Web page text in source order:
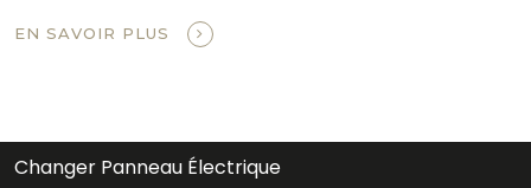
EN SAVOIR PLUS
Changer Panneau Électrique